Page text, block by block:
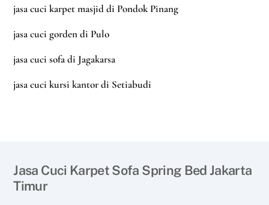
jasa cuci karpet masjid di Pondok Pinang
jasa cuci gorden di Pulo
jasa cuci sofa di Jagakarsa
jasa cuci kursi kantor di Setiabudi
Jasa Cuci Karpet Sofa Spring Bed Jakarta
Timur